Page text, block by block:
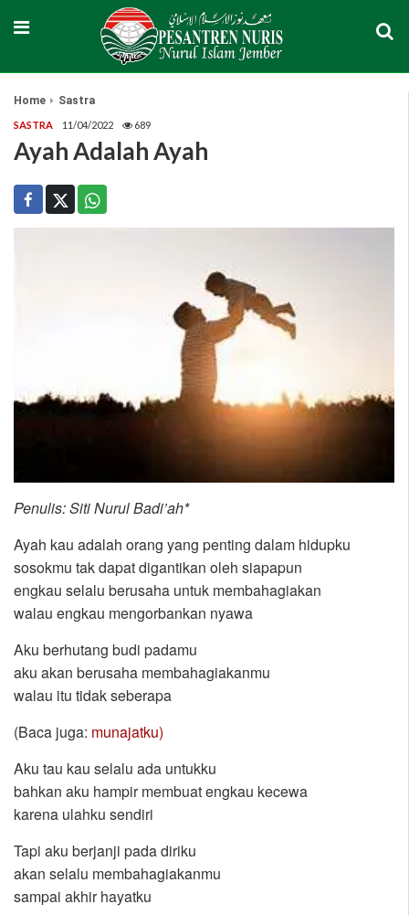
Home Sastra
SASTRA 11/04/2022 689
Ayah Adalah Ayah
Penulis: Siti Nurul Badi’ah*
Ayah kau adalah orang yang penting dalam hidupku
sosokmu tak dapat digantikan oleh siapapun
engkau selalu berusaha untuk membahagiakan
walau engkau mengorbankan nyawa
Aku berhutang budi padamu
aku akan berusaha membahagiakanmu
walau itu tidak seberapa
(Baca juga: munajatku)
Aku tau kau selalu ada untukku
bahkan aku hampir membuat engkau kecewa
karena ulahku sendiri
Tapi aku berjanji pada diriku
akan selalu membahagiakanmu
sampai akhir hayatku